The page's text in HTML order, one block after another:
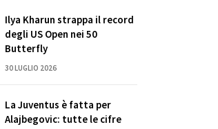
Ilya Kharun strappa il record
degli US Open nei 50
Butterfly
30 LUGLIO 2026
La Juventus è fatta per
Alajbegovic: tutte le cifre